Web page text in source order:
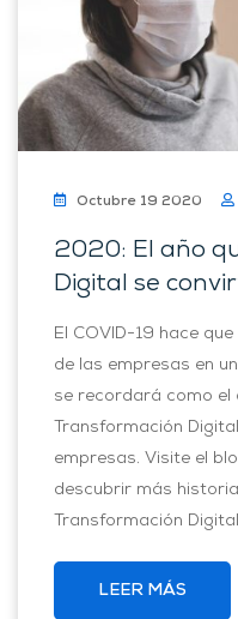
Octubre 19 2020
2020: El año
Digital se
El COVID-19 hace
de las empresas en
se recordará como el
Transformación
empresas. Visite el
descubrir más
Transformación
LEER MÁS